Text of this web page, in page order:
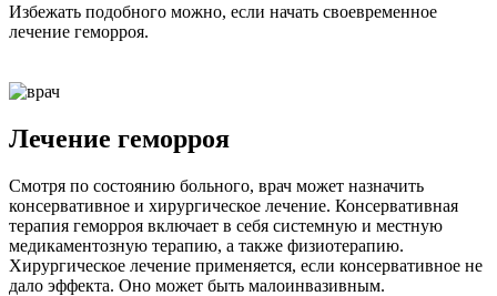
Избежать подобного можно, если начать своевременное
лечение геморроя.
Лечение геморроя
Смотря по состоянию больного, врач может назначить
консервативное и хирургическое лечение. Консервативная
терапия геморроя включает в себя системную и местную
медикаментозную терапию, а также физиотерапию.
Хирургическое лечение применяется, если консервативное не
дало эффекта. Оно может быть малоинвазивным.